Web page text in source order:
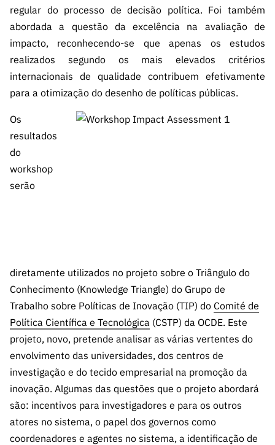
regular do processo de decisão política. Foi também
abordada a questão da excelência na avaliação de
impacto, reconhecendo-se que apenas os estudos
realizados segundo os mais elevados critérios
internacionais de qualidade contribuem efetivamente
para a otimização do desenho de políticas públicas.
Os
resultados
do
workshop
serão
diretamente utilizados no projeto sobre o Triângulo do
Conhecimento (Knowledge Triangle) do Grupo de
Trabalho sobre Políticas de Inovação (TIP) do Comité de
Política Científica e Tecnológica (CSTP) da OCDE. Este
projeto, novo, pretende analisar as várias vertentes do
envolvimento das universidades, dos centros de
investigação e do tecido empresarial na promoção da
inovação. Algumas das questões que o projeto abordará
são: incentivos para investigadores e para os outros
atores no sistema, o papel dos governos como
coordenadores e agentes no sistema, a identificação de